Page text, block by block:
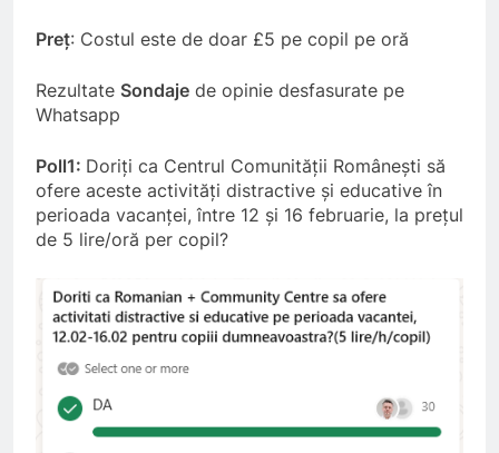
Preț: Costul este de doar £5 pe copil pe oră
Rezultate Sondaje de opinie desfasurate pe
Whatsapp
Poll1: Doriți ca Centrul Comunității Românești să
ofere aceste activități distractive și educative în
perioada vacanței, între 12 și 16 februarie, la prețul
de 5 lire/oră per copil?